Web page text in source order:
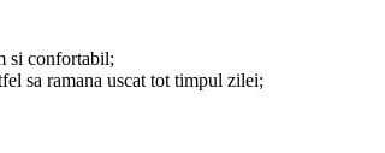
si confortabil;
sa ramana uscat tot timpul zilei;